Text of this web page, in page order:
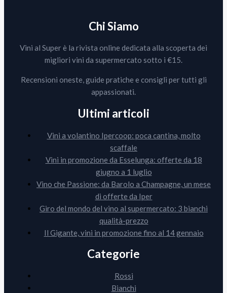
Chi Siamo
Vini al Super è la rivista online dedicata alla scoperta dei
migliori vini da supermercato sotto i €15.
Recensioni oneste, guide pratiche e consigli per tutti gli
appassionati.
Ultimi articoli
Vini a volantino Ipercoop: poca cantina, molto
scaffale
Vini in promozione da Esselunga: offerte da 18
giugno a 1 luglio
Vino che Passione: da Barolo a Champagne, un mese
di offerte da Iper
Giro del mondo del vino al supermercato: 3 bianchi
qualità-prezzo
Il Gigante, vini in promozione fino al 14 gennaio
Categorie
Rossi
Bianchi